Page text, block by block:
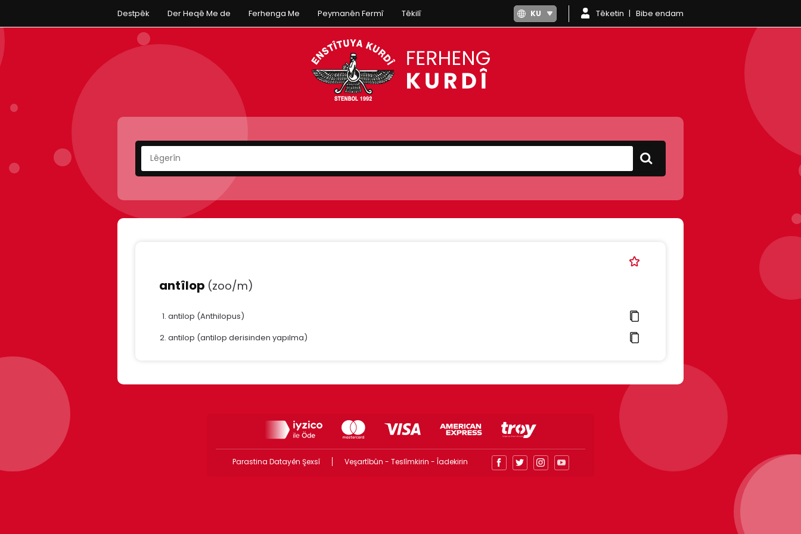
Destpêk Der Heqê Me de Ferhenga Me Peymanên Fermî Têkilî KU Têketin Bibe endam
antîlop (zoo/m)
antilop (Anthilopus)
antilop (antilop derisinden yapılma)
Parastina Datayên Şexsî Veşartîbûn - Teslîmkirin - Îadekirin